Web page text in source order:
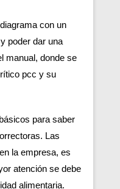
con un
poder dar una
manual, donde se
pcc y su
para saber
Las
la empresa, es
atención se debe
alimentaria.